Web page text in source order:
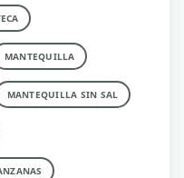
MANTEQUILLA
MANTEQUILLA SIN SAL